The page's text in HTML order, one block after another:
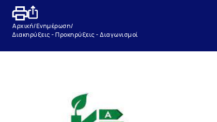
Αρχική/Ενημέρωση/
Διακηρύξεις - Προκηρύξεις - Διαγωνισμοί